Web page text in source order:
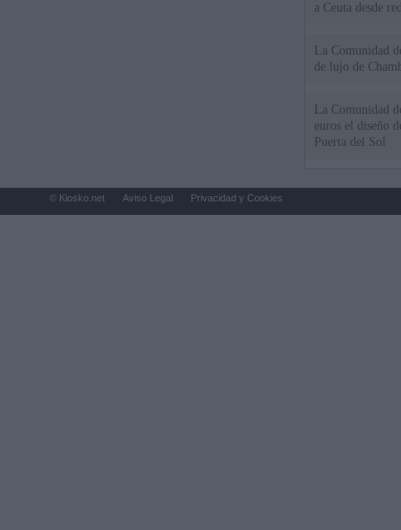
a Ceuta desde
La Comunidad
de lujo de
La Comunidad
euros el diseño
Puerta del Sol
© Kiosko.net Aviso Legal Privacidad y Cookies